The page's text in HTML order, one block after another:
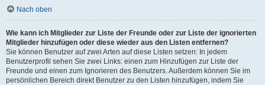
Nach oben
Wie kann ich Mitglieder zur Liste der Freunde oder zur Liste der ignorierten
Mitglieder hinzufügen oder diese wieder aus den Listen entfernen?
Sie können Benutzer auf zwei Arten auf diese Listen setzen: In jedem
Benutzerprofil sehen Sie zwei Links: einen zum Hinzufügen zur Liste der
Freunde und einen zum Ignorieren des Benutzers. Außerdem können Sie im
persönlichen Bereich direkt Benutzer zu den Listen hinzufügen, indem Sie